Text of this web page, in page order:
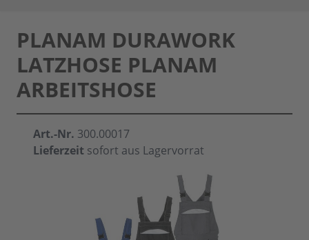
PLANAM DURAWORK
LATZHOSE PLANAM
ARBEITSHOSE
Art.-Nr. 300.00017
Lieferzeit sofort aus Lagervorrat